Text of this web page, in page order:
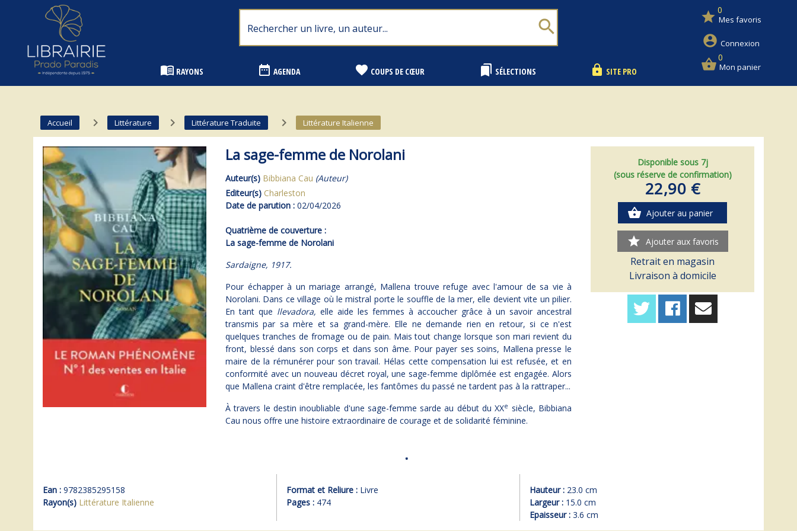
Librairie Prado Paradis - Marseille
search
menu_book RAYONS date_range AGENDA favorite COUPS DE CŒUR bookmarks SÉLECTIONS lock SITE PRO
star 0
Mes favoris
account_circle Connexion
shopping_basket0
Mon panier
Accueil navigate_next Littérature navigate_next Littérature Traduite navigate_next Littérature Italienne
La sage-femme de Norolani
Auteur(s) Bibbiana Cau (Auteur)
Editeur(s) Charleston
Date de parution : 02/04/2026
Quatrième de couverture :
La sage-femme de Norolani
Sardaigne, 1917.
Pour échapper à un mariage arrangé, Mallena trouve refuge avec l'amour de sa vie à
Norolani. Dans ce village où le mistral porte le souffle de la mer, elle devient vite un pilier.
En tant que llevadora, elle aide les femmes à accoucher grâce à un savoir ancestral
transmis par sa mère et sa grand-mère. Elle ne demande rien en retour, si ce n'est
quelques tranches de fromage ou de pain. Mais tout change lorsque son mari revient du
front, blessé dans son corps et dans son âme. Pour payer ses soins, Mallena presse le
maire de la rémunérer pour son travail. Hélas cette compensation lui est refusée, et en
conformité avec un nouveau décret royal, une sage-femme diplômée est engagée. Alors
que Mallena craint d'être remplacée, les fantômes du passé ne tardent pas à la rattraper...
À travers le destin inoubliable d'une sage-femme sarde au début du XXe siècle, Bibbiana
Cau nous offre une histoire extraordinaire de courage et de solidarité féminine.
Disponible sous 7j
(sous réserve de confirmation)
22,90 €
shopping_basket Ajouter au panier
star Ajouter aux favoris
Retrait en magasin
Livraison à domicile
Ean : 9782385295158
Rayon(s) Littérature Italienne
Format et Reliure : Livre
Pages :474
Hauteur : 23.0 cm
Largeur : 15.0 cm
Epaisseur : 3.6 cm